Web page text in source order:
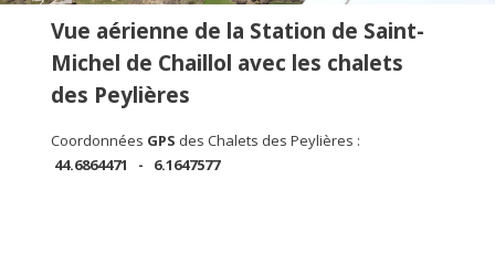
Vue aérienne de la Station de Saint-
Michel de Chaillol avec les chalets
des Peylières
Coordonnées GPS des Chalets des Peylières :
44.6864471 - 6.1647577